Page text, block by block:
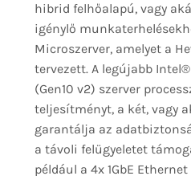
hibrid felhőalapú, vagy
igénylő
Microszerver, amelyet a
tervezett. A legújabb
(Gen10 v2) szerver
teljesítményt, a két, vagy
garantálja az
a távoli felügyeletet
például a 4x 1GbE